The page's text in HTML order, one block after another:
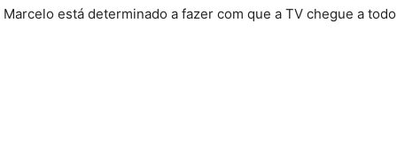
está determinado a fazer com que a TV chegue a todo